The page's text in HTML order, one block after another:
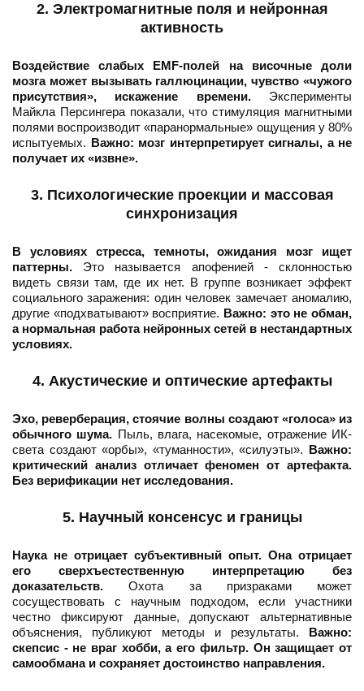
2. Электромагнитные поля и нейронная
активность
Воздействие слабых EMF-полей на височные доли
мозга может вызывать галлюцинации, чувство «чужого
присутствия», искажение времени.Эксперименты
Майкла Персингера показали, что стимуляция магнитными
полями воспроизводит «паранормальные» ощущения у 80%
испытуемых. Важно: мозг интерпретирует сигналы, а не
получает их «извне».
3. Психологические проекции и массовая
синхронизация
В условиях стресса, темноты, ожидания мозг ищет
паттерны. Это называется апофенией - склонностью
видеть связи там, где их нет. В группе возникает эффект
социального заражения: один человек замечает аномалию,
другие «подхватывают» восприятие. Важно: это не обман,
а нормальная работа нейронных сетей в нестандартных
условиях.
4. Акустические и оптические артефакты
Эхо, реверберация, стоячие волны создают «голоса» из
обычного шума. Пыль, влага, насекомые, отражение ИК-
света создают «орбы», «туманности», «силуэты». Важно:
критический анализ отличает феномен от артефакта.
Без верификации нет исследования.
5. Научный консенсус и границы
Наука не отрицает субъективный опыт. Она отрицает
его сверхъестественную интерпретацию без
доказательств. Охота за призраками может
сосуществовать с научным подходом, если участники
честно фиксируют данные, допускают альтернативные
объяснения, публикуют методы и результаты. Важно:
скепсис - не враг хобби, а его фильтр. Он защищает от
самообмана и сохраняет достоинство направления.